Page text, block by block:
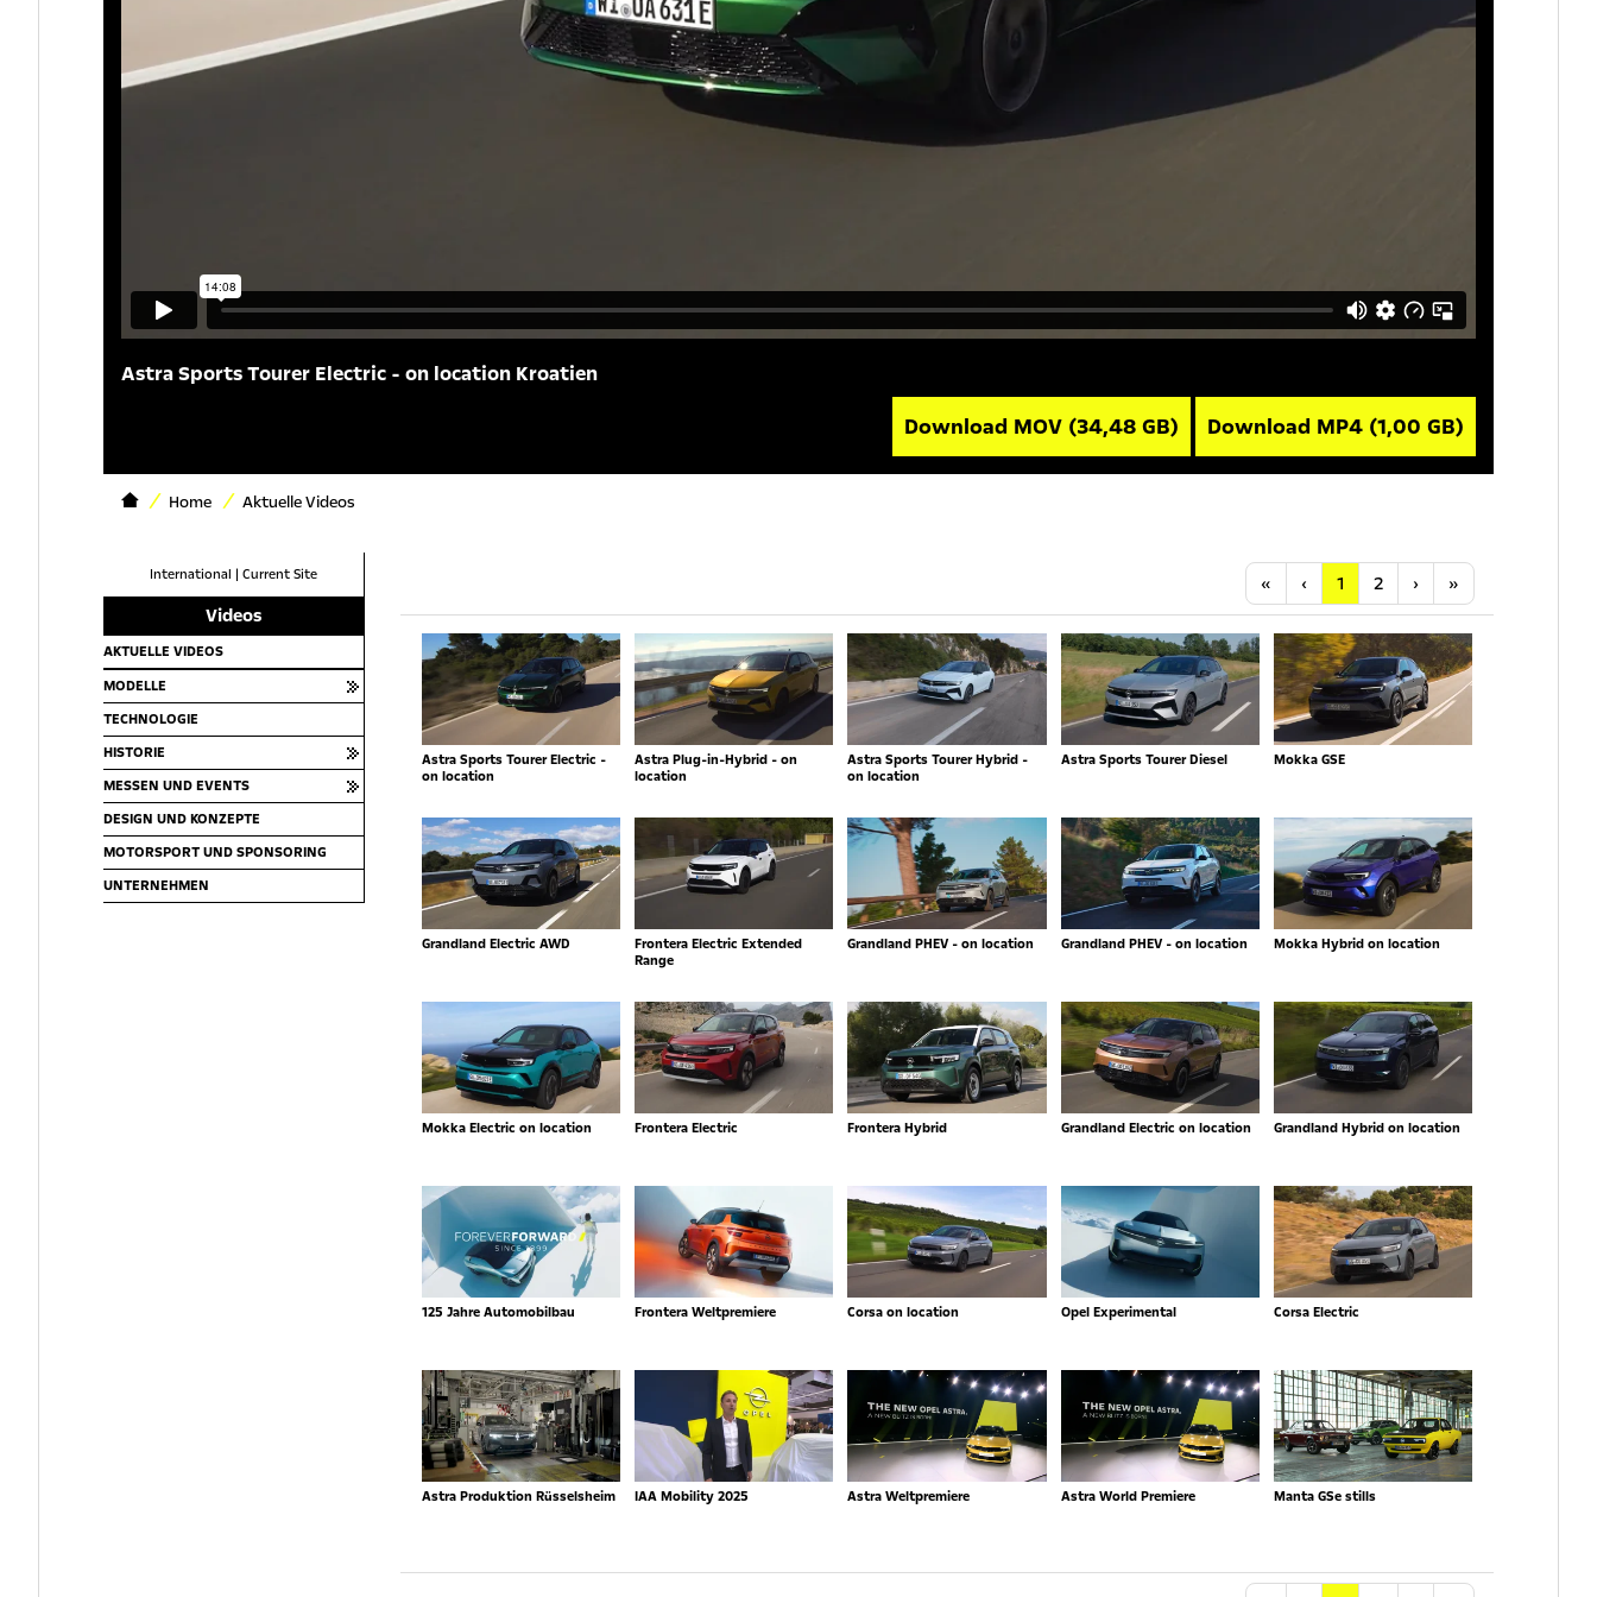
Astra Sports Tourer Electric - on location Kroatien
Download MOV (34,48 GB) Download MP4 (1,00 GB)
Home Aktuelle Videos
International | Current Site
Videos
AKTUELLE VIDEOS
MODELLE
TECHNOLOGIE
HISTORIE
MESSEN UND EVENTS
DESIGN UND KONZEPTE
MOTORSPORT UND SPONSORING
UNTERNEHMEN
« Anfang
‹ Vorherige
1 2 ›Nächste
»
Astra Sports Tourer Electric -
on location
Astra Plug-in-Hybrid - on
location
Astra Sports Tourer Hybrid -
on location
Astra Sports Tourer Diesel Mokka GSE
Grandland Electric AWD
Frontera Electric Extended
Range
Grandland PHEV - on location Grandland PHEV - on location Mokka Hybrid on location
Mokka Electric on location Frontera Electric Frontera Hybrid Grandland Electric on location Grandland Hybrid on location
125 Jahre Automobilbau Frontera Weltpremiere Corsa on location Opel Experimental Corsa Electric
Astra Produktion Rüsselsheim IAA Mobility 2025 Astra Weltpremiere Astra World Premiere Manta GSe stills